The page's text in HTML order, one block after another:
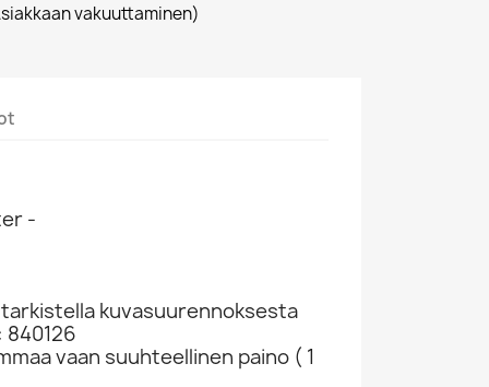
vakuuttaminen)
-
kuvasuurennoksesta
840126
vaan suuhteellinen paino ( 1